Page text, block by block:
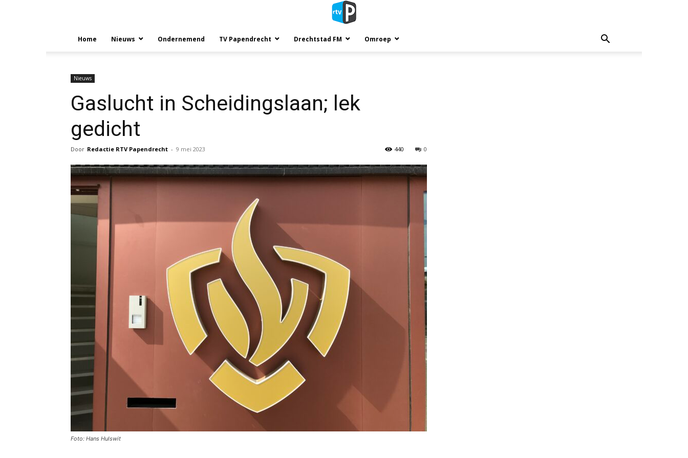
Home Nieuws Ondernemend TV Papendrecht Drechtstad FM Omroep
Nieuws
Gaslucht in Scheidingslaan; lek
gedicht
Door Redactie RTV Papendrecht - 9 mei 2023 0
440
Foto: Hans Hulswit